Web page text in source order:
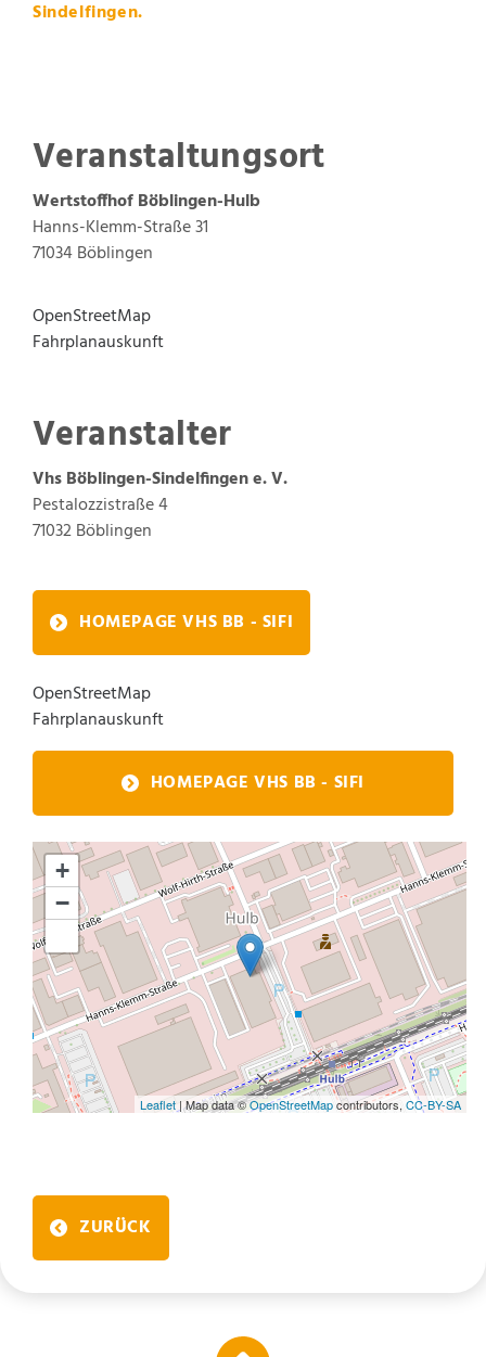
Sindelfingen.
Veranstaltungsort
Wertstoffhof Böblingen-Hulb
Hanns-Klemm-Straße 31
71034Böblingen
OpenStreetMap
Fahrplanauskunft
Veranstalter
Vhs Böblingen-Sindelfingen e. V.
Pestalozzistraße 4
71032Böblingen
OpenStreetMap
Fahrplanauskunft
HOMEPAGE VHS BB - SIFI
HOMEPAGE VHS BB - SIFI
+
−
Leaflet | Map data ©OpenStreetMapcontributors, CC-BY-SA
ZURÜCK